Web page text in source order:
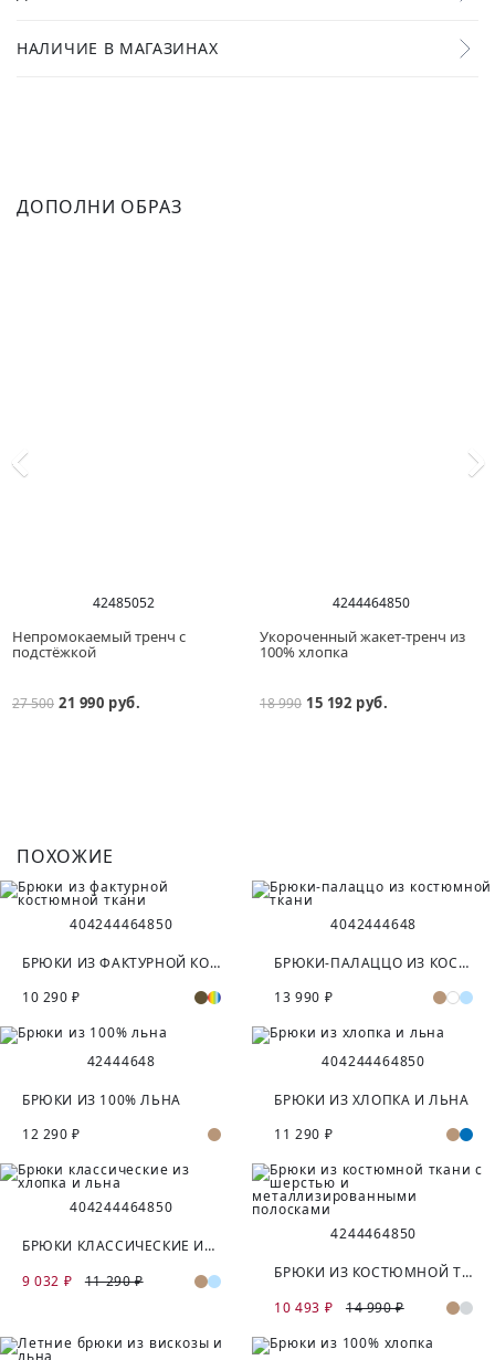
НАЛИЧИЕ В МАГАЗИНАХ
ДОПОЛНИ ОБРАЗ
42485052
Непромокаемый тренч с
подстёжкой
27 500 21 990 руб.
4244464850
Укороченный жакет-тренч из
100% хлопка
18 990 15 192 руб.
ПОХОЖИЕ
404244464850
БРЮКИ ИЗ ФАКТУРНОЙ КОСТЮМНОЙ ТКАНИ
10 290 ₽
4042444648
БРЮКИ-ПАЛАЦЦО ИЗ КОСТЮМНОЙ ТКАНИ
13 990 ₽
42444648
БРЮКИ ИЗ 100% ЛЬНА
12 290 ₽
404244464850
БРЮКИ ИЗ ХЛОПКА И ЛЬНА
11 290 ₽
404244464850
БРЮКИ КЛАССИЧЕСКИЕ ИЗ ХЛОПКА И ЛЬНА
9 032 ₽
11 290 ₽
4244464850
БРЮКИ ИЗ КОСТЮМНОЙ ТКАНИ С ШЕРСТЬЮ И МЕТАЛЛИЗИРОВАННЫМИ ПОЛОСКАМИ
10 493 ₽
14 990 ₽